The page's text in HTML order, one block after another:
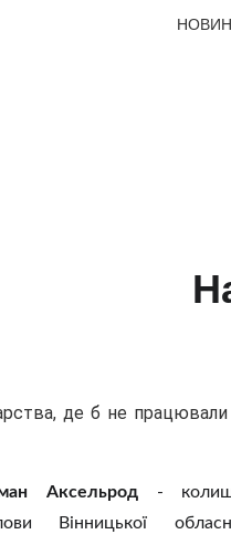
де б не працювали
Аксельрод-
Вінницької